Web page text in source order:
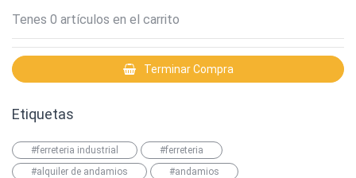
Tenes 0 artículos en el carrito
Terminar Compra
Etiquetas
#ferreteria industrial
#ferreteria
#alquiler de andamios
#andamios